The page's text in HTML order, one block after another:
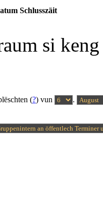
Schlusszäit
si
(?) vun .